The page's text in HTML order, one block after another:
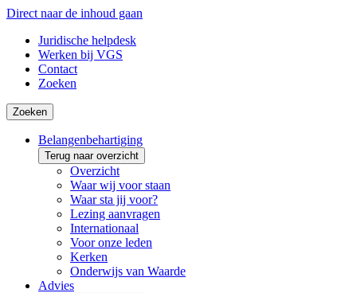
Direct naar de inhoud gaan
Juridische helpdesk
Werken bij VGS
Contact
Zoeken
Zoeken
Belangenbehartiging
Terug naar overzicht
Overzicht
Waar wij voor staan
Waar sta jij voor?
Lezing aanvragen
Internationaal
Voor onze leden
Kerken
Onderwijs van Waarde
Advies